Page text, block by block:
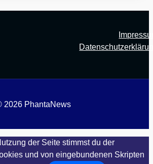
2026 PhantaNews
der Seite stimmst du der
und von eingebundenen Skripten